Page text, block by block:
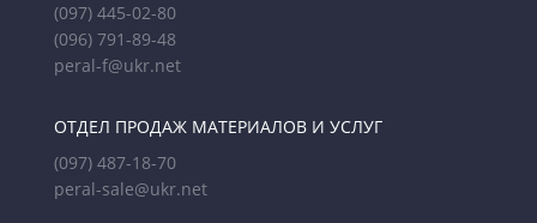
(097) 445-02-80
(096) 791-89-48
peral-f@ukr.net
ОТДЕЛ ПРОДАЖ МАТЕРИАЛОВ И УСЛУГ
(097) 487-18-70
peral-sale@ukr.net